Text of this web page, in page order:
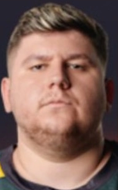
G2 tại IEM Cologne Major
tinh thần và cách game